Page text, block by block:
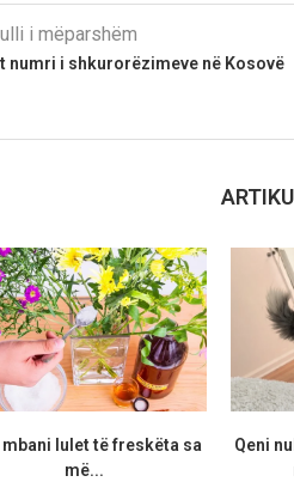
i mëparshëm
numri i shkurorëzimeve në Kosovë
mbani lulet të freskëta sa
më...
Qeni